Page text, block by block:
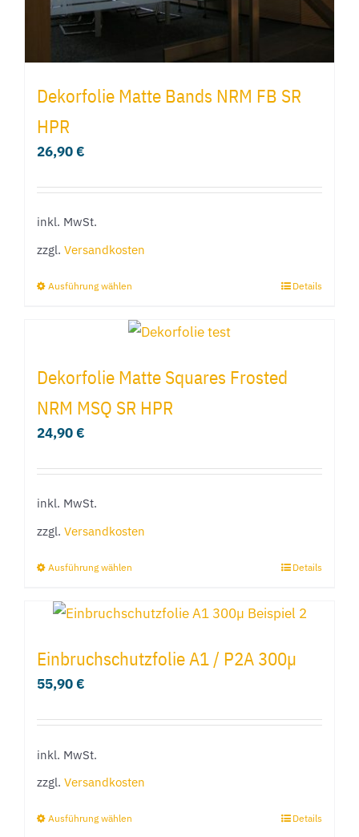
gewählt
Dekorfolie Matte Bands NRM FB SR
HPR
26,90€
inkl. MwSt.
zzgl. Versandkosten
Ausführung wählen
weist
Varianten
auf.
der
Details
Dekorfolie Matte Squares Frosted
NRM MSQ SR HPR
24,90€
inkl. MwSt.
zzgl. Versandkosten
Ausführung wählen
weist
Varianten
Die
auf
Details
Einbruchschutzfolie A1 / P2A 300µ
55,90€
inkl. MwSt.
zzgl. Versandkosten
Ausführung wählen Details